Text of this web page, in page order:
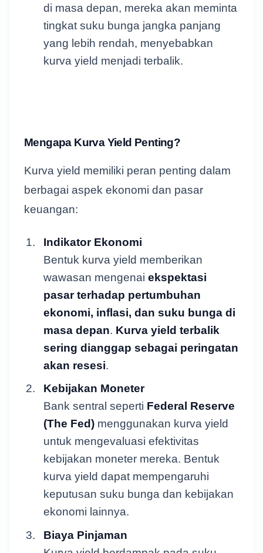
di masa depan, mereka akan meminta
tingkat suku bunga jangka panjang
yang lebih rendah, menyebabkan
kurva yield menjadi terbalik.
Mengapa Kurva Yield Penting?
Kurva yield memiliki peran penting dalam
berbagai aspek ekonomi dan pasar
keuangan:
Indikator Ekonomi
Bentuk kurva yield memberikan
wawasan mengenaiekspektasi
pasar terhadap pertumbuhan
ekonomi, inflasi, dan suku bunga di
masa depan. Kurva yield terbalik
sering dianggap sebagai peringatan
akan resesi.
Kebijakan Moneter
Bank sentral seperti Federal Reserve
(The Fed) menggunakan kurva yield
untuk mengevaluasi efektivitas
kebijakan moneter mereka. Bentuk
kurva yield dapat mempengaruhi
keputusan suku bunga dan kebijakan
ekonomi lainnya.
Biaya Pinjaman